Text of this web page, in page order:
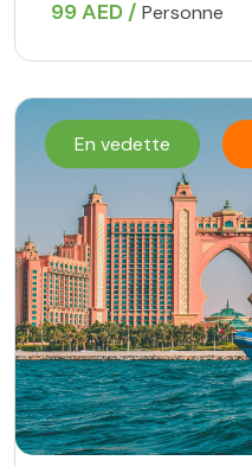
99 AED / Personne
En vedette